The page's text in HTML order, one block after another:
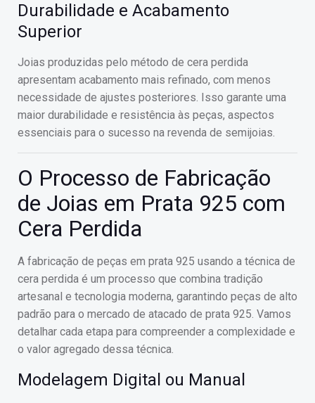
Durabilidade e Acabamento
Superior
Joias produzidas pelo método de cera perdida
apresentam acabamento mais refinado, com menos
necessidade de ajustes posteriores. Isso garante uma
maior durabilidade e resistência às peças, aspectos
essenciais para o sucesso na revenda de semijoias.
O Processo de Fabricação
de Joias em Prata 925 com
Cera Perdida
A fabricação de peças em prata 925 usando a técnica de
cera perdida é um processo que combina tradição
artesanal e tecnologia moderna, garantindo peças de alto
padrão para o mercado de atacado de prata 925. Vamos
detalhar cada etapa para compreender a complexidade e
o valor agregado dessa técnica.
Modelagem Digital ou Manual